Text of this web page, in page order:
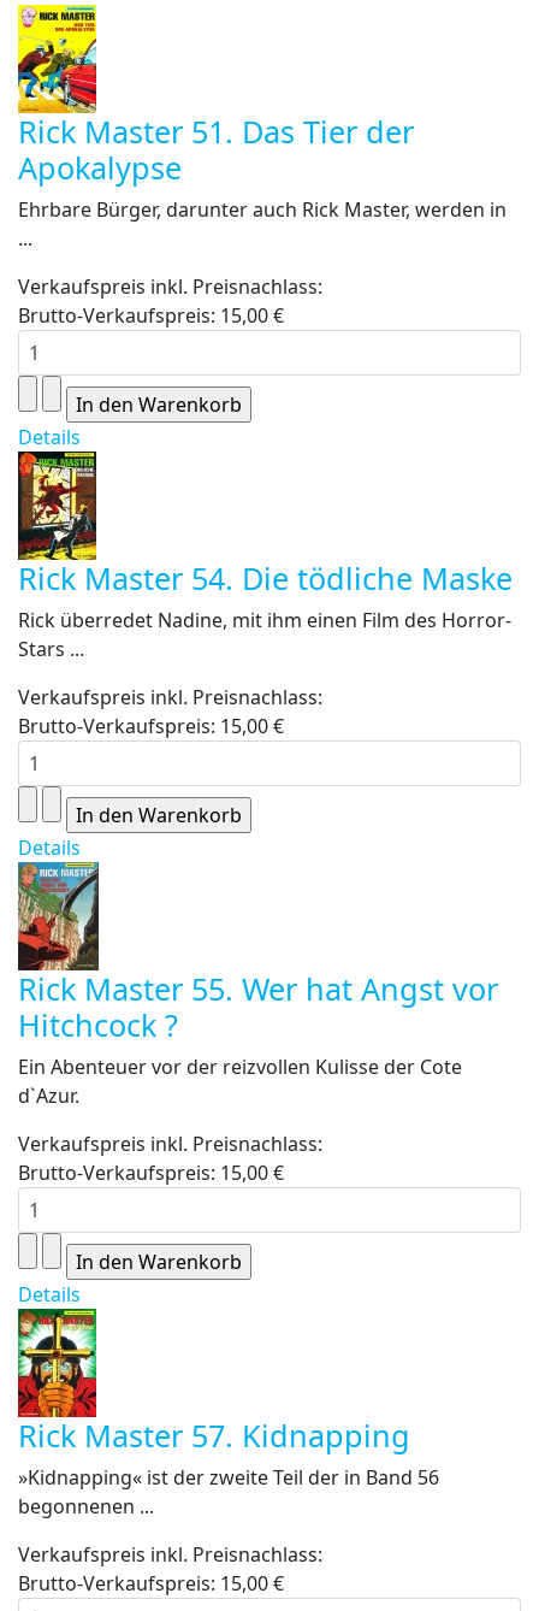
Rick Master 51. Das Tier der
Apokalypse
Ehrbare Bürger, darunter auch Rick Master, werden in
...
Verkaufspreis inkl. Preisnachlass:
Brutto-Verkaufspreis: 15,00 €
Details
Rick Master 54. Die tödliche Maske
Rick überredet Nadine, mit ihm einen Film des Horror-
Stars ...
Verkaufspreis inkl. Preisnachlass:
Brutto-Verkaufspreis: 15,00 €
Details
Rick Master 55. Wer hat Angst vor
Hitchcock ?
Ein Abenteuer vor der reizvollen Kulisse der Cote
d`Azur.
Verkaufspreis inkl. Preisnachlass:
Brutto-Verkaufspreis: 15,00 €
Details
Rick Master 57. Kidnapping
»Kidnapping« ist der zweite Teil der in Band 56
begonnenen ...
Verkaufspreis inkl. Preisnachlass:
Brutto-Verkaufspreis: 15,00 €